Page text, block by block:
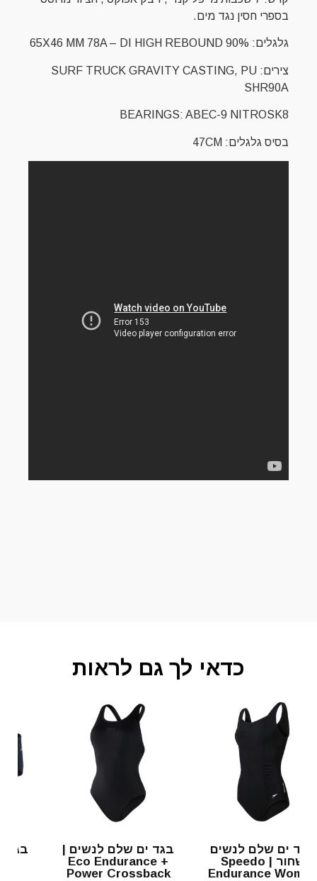
בספרי חסין נגד מים.
גלגלים: 65X46 MM 78A – DI HIGH REBOUND 90%
צירים: SURF TRUCK GRAVITY CASTING, PU
SHR90A
BEARINGS: ABEC-9 NITROSK8
בסיס גלגלים: 47CM
כדאי לך גם לראות
בגד ים שלם לנשים |
Eco Endurance +
Power Crossback
בגד ים לגבר | Male
Brief 10 cm